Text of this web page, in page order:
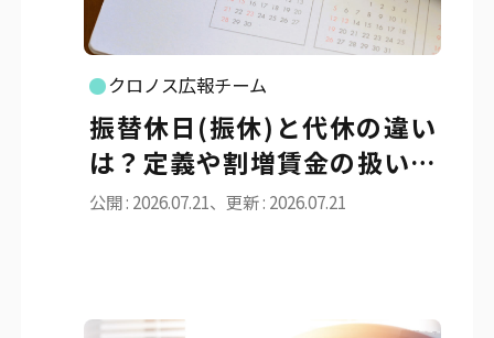
クロノス広報チーム
振替休日(振休)と代休の違い
は？定義や割増賃金の扱いを
わかりやすく解説
公開 : 2026.07.21、更新 : 2026.07.21